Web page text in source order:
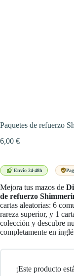
Paquetes de refuerzo
6,00 €
Envío 24-48h
Mejora tus mazos de
de refuerzo
cartas aleatorias: 6
rareza superior, y 1
colección y descubre
completamente en
¡Este producto